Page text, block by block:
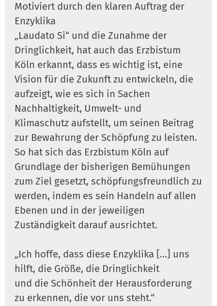
Motiviert durch den klaren Auftrag der
Enzyklika
„Laudato Si“ und die Zunahme der
Dringlichkeit, hat auch das Erzbistum
Köln erkannt, dass es wichtig ist, eine
Vision für die Zukunft zu entwickeln, die
aufzeigt, wie es sich in Sachen
Nachhaltigkeit, Umwelt- und
Klimaschutz aufstellt, um seinen Beitrag
zur Bewahrung der Schöpfung zu leisten.
So hat sich das Erzbistum Köln auf
Grundlage der bisherigen Bemühungen
zum Ziel gesetzt, schöpfungsfreundlich zu
werden, indem es sein Handeln auf allen
Ebenen und in der jeweiligen
Zuständigkeit darauf ausrichtet.
„Ich hoffe, dass diese Enzyklika […] uns
hilft, die Größe, die Dringlichkeit
und die Schönheit der Herausforderung
zu erkennen, die vor uns steht.“